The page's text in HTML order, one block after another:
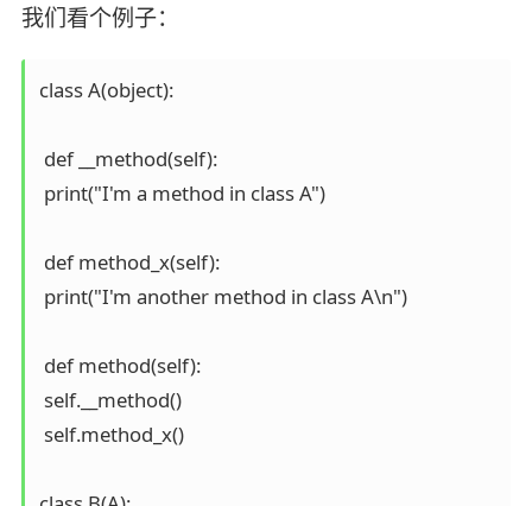
我们看个例子：
class A(object):
def __method(self):
print("I'm a method in class A")
def method_x(self):
print("I'm another method in class A\n")
def method(self):
self.__method()
self.method_x()